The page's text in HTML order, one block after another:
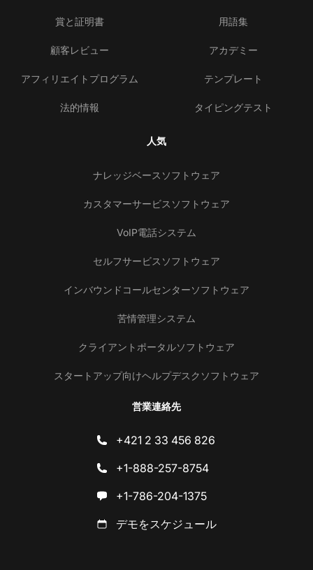
賞と証明書
顧客レビュー
アフィリエイトプログラム
法的情報
用語集
アカデミー
テンプレート
タイピングテスト
人気
ナレッジベースソフトウェア
カスタマーサービスソフトウェア
VoIP電話システム
セルフサービスソフトウェア
インバウンドコールセンターソフトウェア
苦情管理システム
クライアントポータルソフトウェア
スタートアップ向けヘルプデスクソフトウェア
営業連絡先
+421 2 33 456 826
+1-888-257-8754
+1-786-204-1375
デモをスケジュール